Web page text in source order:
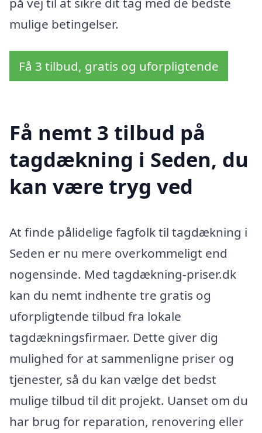
mulige betingelser.
Få 3 tilbud, gratis og uforpligtende
Få nemt 3 tilbud på
tagdækning i Seden, du
kan være tryg ved
At finde pålidelige fagfolk til tagdækning i
Seden er nu mere overkommeligt end
nogensinde. Med tagdækning-priser.dk
kan du nemt indhente tre gratis og
uforpligtende tilbud fra lokale
tagdækningsfirmaer. Dette giver dig
mulighed for at sammenligne priser og
tjenester, så du kan vælge det bedst
mulige tilbud til dit projekt. Uanset om du
har brug for reparation, renovering eller